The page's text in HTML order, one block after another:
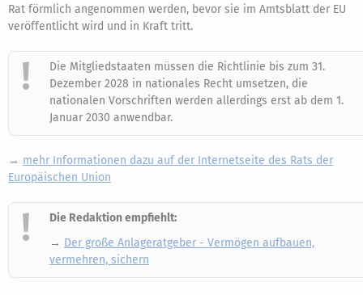
Rat förmlich angenommen werden, bevor sie im Amtsblatt der EU
veröffentlicht wird und in Kraft tritt.
Die Mitgliedstaaten müssen die Richtlinie bis zum 31.
Dezember 2028 in nationales Recht umsetzen, die
nationalen Vorschriften werden allerdings erst ab dem 1.
Januar 2030 anwendbar.
→ mehr Informationen dazu auf der Internetseite des Rats der
Europäischen Union
Die Redaktion empfiehlt:
→ Der große Anlageratgeber - Vermögen aufbauen,
vermehren, sichern